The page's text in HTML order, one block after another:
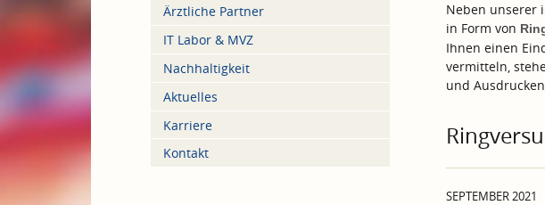
Ärztliche Partner
IT Labor & MVZ
Nachhaltigkeit
Aktuelles
Karriere
Kontakt
Neben unserer
in Form von
Ihnen einen
vermitteln,
und
SEPTEMBER 2021